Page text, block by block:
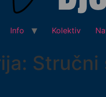
Info Kolektiv
Stručni